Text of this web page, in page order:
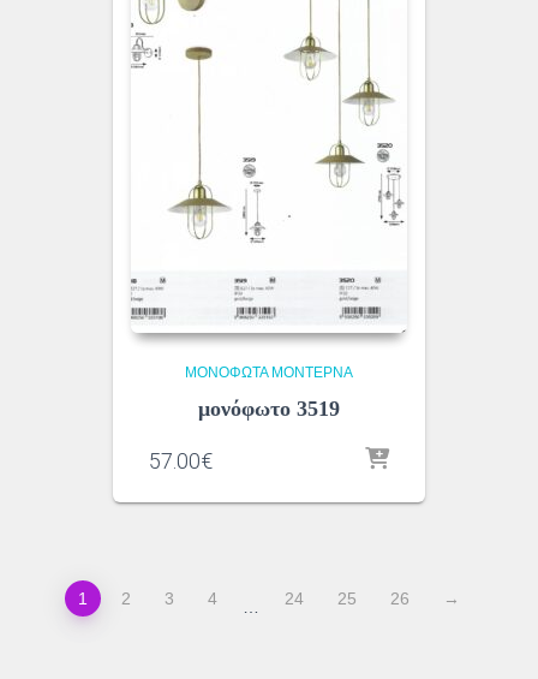
ΜΟΝΌΦΩΤΑ ΜΟΝΤΈΡΝΑ
μονόφωτο 3519
57.00€
1 2 3 4 24 25 26 →